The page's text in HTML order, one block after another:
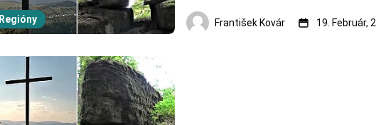
Regióny
Kremnických vrchoch. Na mapách je
Peňažná. Chodník na túto jedinečnú
František Kovár 19. Február,